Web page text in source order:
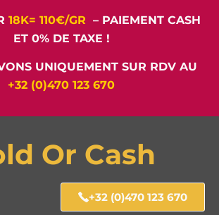
18K= 110€/GR – PAIEMENT CASH
ET 0% DE TAXE !
UNIQUEMENT SUR RDV AU
+32 (0)470 123 670
Or Cash
+32 (0)470 123 670